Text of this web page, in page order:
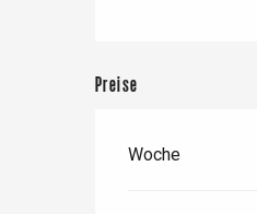
Preise
Woche